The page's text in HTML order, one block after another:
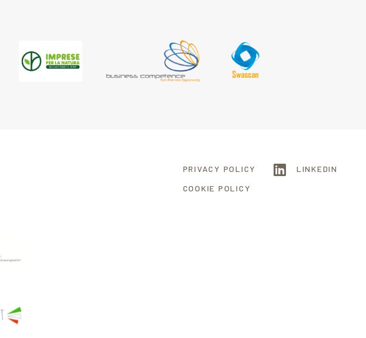
PRIVACY POLICY
COOKIE POLICY
LINKEDIN